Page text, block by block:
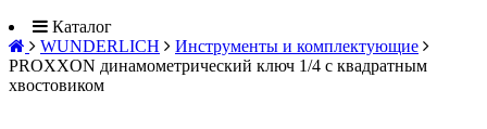
Каталог
WUNDERLICH
Инструменты и комплектующие
PROXXON динамометрический ключ 1/4 с квадратным
хвостовиком